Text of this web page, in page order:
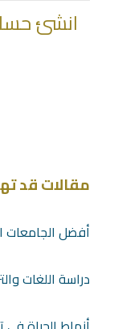
انشئ
مقالات قد
أفضل الجامعات
دراسة اللغات